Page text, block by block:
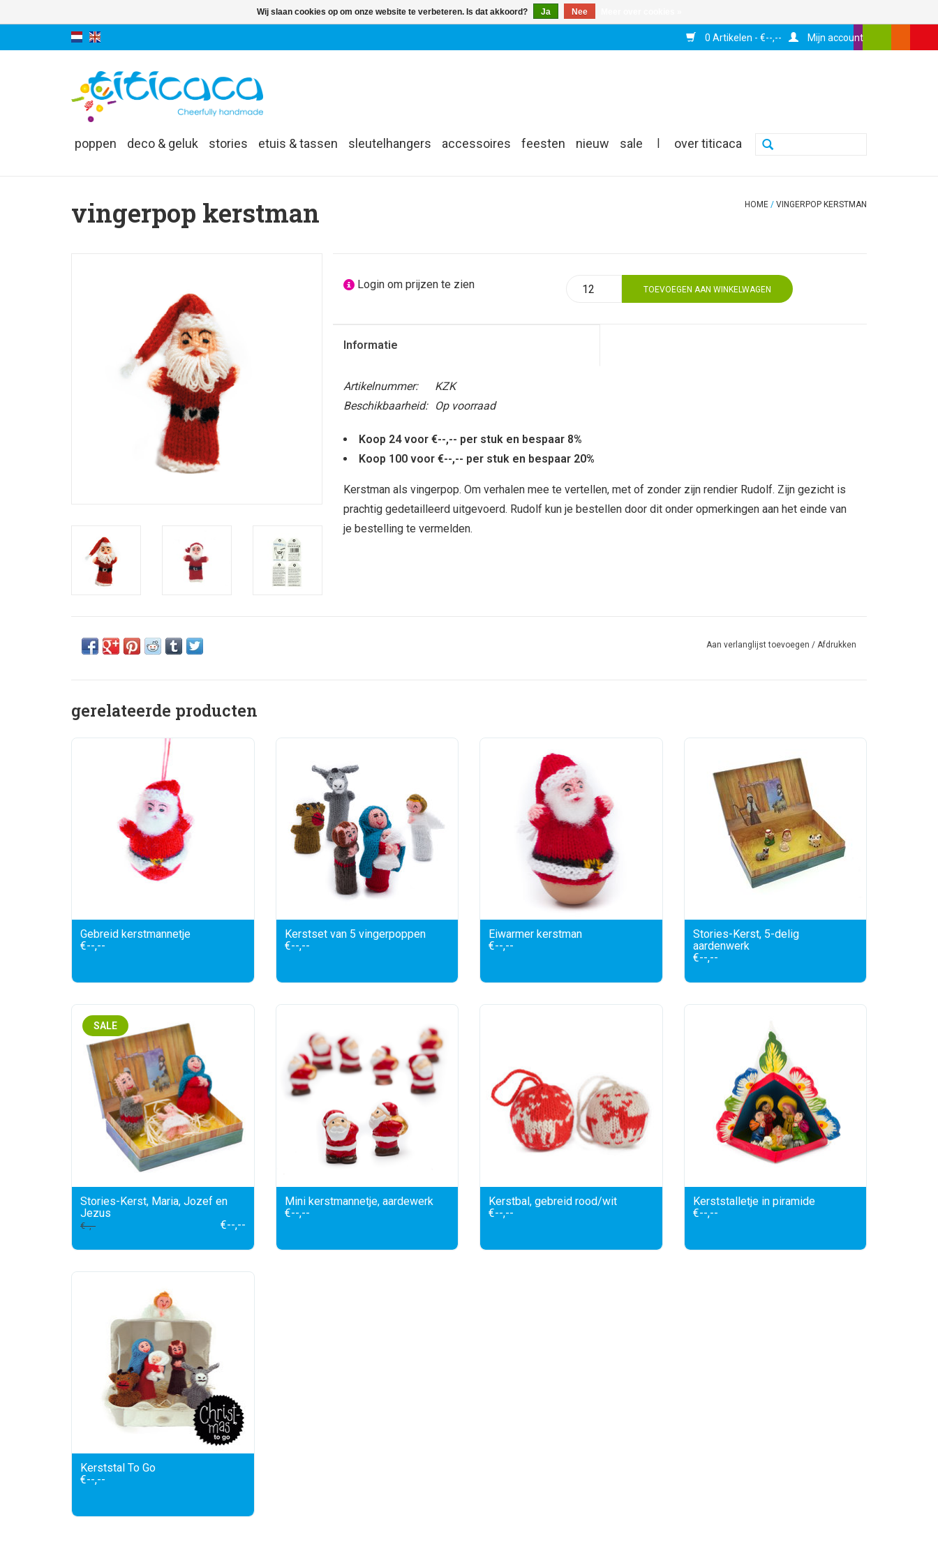
0 Artikelen - €--,-- Mijn account
poppen deco & geluk stories etuis & tassen sleutelhangers accessoires feesten nieuw sale | over titicaca
vingerpop kerstman HOME / VINGERPOP KERSTMAN
Login om prijzen te zien TOEVOEGEN AAN WINKELWAGEN
Informatie
Artikelnummer:
KZK
Beschikbaarheid:
Op voorraad
Koop 24 voor €--,-- per stuk en bespaar 8%
Koop 100 voor €--,-- per stuk en bespaar 20%
Kerstman als vingerpop. Om verhalen mee te vertellen, met of zonder zijn rendier Rudolf. Zijn gezicht is
prachtig gedetailleerd uitgevoerd. Rudolf kun je bestellen door dit onder opmerkingen aan het einde van
je bestelling te vermelden.
Aan verlanglijst toevoegen / Afdrukken
gerelateerde producten
Gebreid kerstmannetje
€--,--
Kerstset van 5 vingerpoppen
€--,--
Eiwarmer kerstman
€--,--
Stories-Kerst, 5-delig
aardenwerk
€--,--
SALE
Stories-Kerst, Maria, Jozef en
Jezus
€--,-- €--,--
Mini kerstmannetje, aardewerk
€--,--
Kerstbal, gebreid rood/wit
€--,--
Kerststalletje in piramide
€--,--
Kerststal To Go
€--,--
Wij slaan cookies op om onze website te verbeteren. Is dat akkoord? Ja Nee